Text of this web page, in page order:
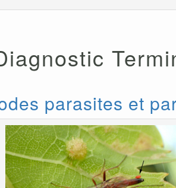
parasites et